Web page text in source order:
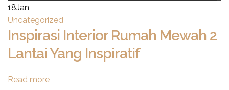
18Jan
Uncategorized
Inspirasi Interior Rumah Mewah 2
Lantai Yang Inspiratif
Read more